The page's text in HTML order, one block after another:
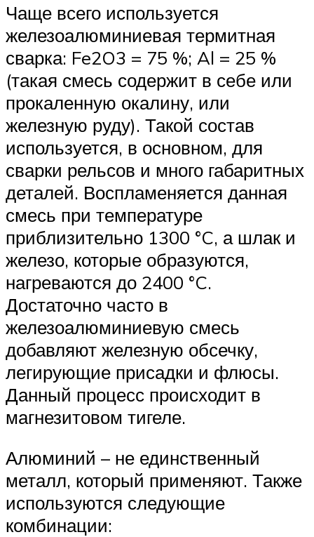
Чаще всего используется
железоалюминиевая термитная
сварка: Fe2O3 = 75 %; Al = 25 %
(такая смесь содержит в себе или
прокаленную окалину, или
железную руду). Такой состав
используется, в основном, для
сварки рельсов и много габаритных
деталей. Воспламеняется данная
смесь при температуре
приблизительно 1300 °C, а шлак и
железо, которые образуются,
нагреваются до 2400 °C.
Достаточно часто в
железоалюминиевую смесь
добавляют железную обсечку,
легирующие присадки и флюсы.
Данный процесс происходит в
магнезитовом тигеле.
Алюминий – не единственный
металл, который применяют. Также
используются следующие
комбинации: